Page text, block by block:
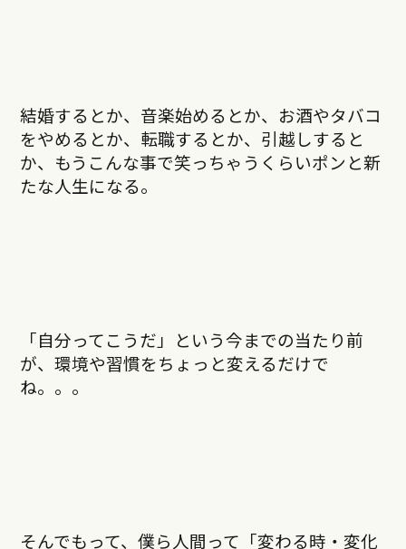
結婚するとか、音楽始めるとか、お酒やタバコ
をやめるとか、転職するとか、引越しすると
か、もうこんな事で笑っちゃうくらいポンと新
たな人生になる。
「自分ってこうだ」という今までの当たり前
が、環境や習慣をちょっと変えるだけで
ね。。。
そんでもって、僕ら人間って「変わる時・変化